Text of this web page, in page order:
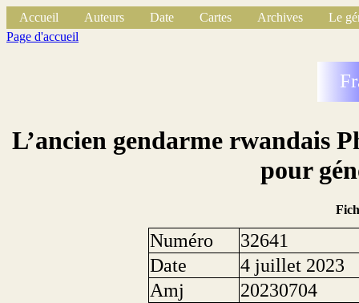
Accueil Auteurs Date Cartes Archives
Le
Page d'accueil
L’ancien gendarme rwandais
pour
Numéro
32641
Date
4 juillet 2023
Amj
20230704